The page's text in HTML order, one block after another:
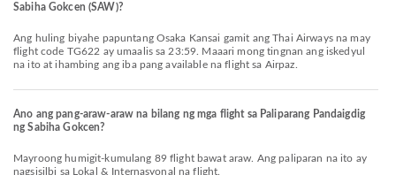
Sabiha Gokcen (SAW)?
Ang huling biyahe papuntang Osaka Kansai gamit ang Thai Airways na may
flight code TG622 ay umaalis sa 23:59. Maaari mong tingnan ang iskedyul
na ito at ihambing ang iba pang available na flight sa Airpaz.
Ano ang pang-araw-araw na bilang ng mga flight sa Paliparang Pandaigdig
ng Sabiha Gokcen?
Mayroong humigit-kumulang 89 flight bawat araw. Ang paliparan na ito ay
nagsisilbi sa Lokal & Internasyonal na flight.